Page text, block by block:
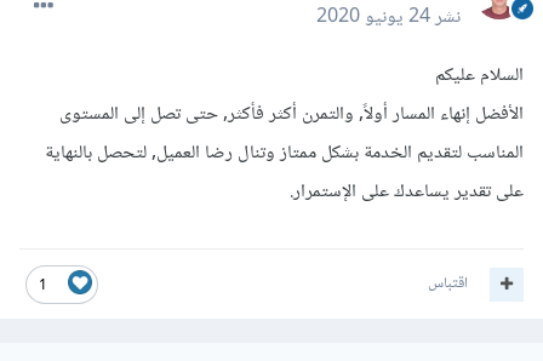
نشر24 يونيو 2020
السلام عليكم
الأفضل إنهاء المسار أولاً, والتمرن أكثر فأكثر, حتى تصل إلى المستوى
المناسب لتقديم الخدمة بشكل ممتاز وتنال رضا العميل, لتحصل بالنهاية
على تقدير يساعدك على الإستمرار.
1 اقتباس